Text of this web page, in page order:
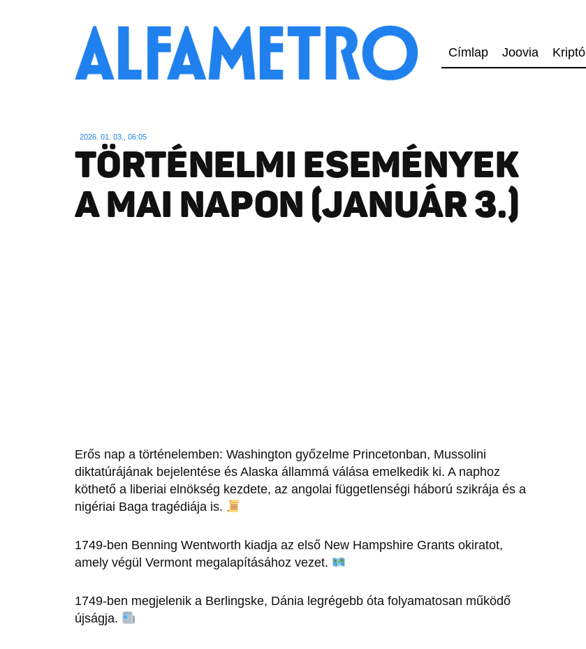
Címlap Joovia Kriptó
2026. 01. 03., 06:05
TÖRTÉNELMI ESEMÉNYEK
A MAI NAPON (JANUÁR 3.)
Erős nap a történelemben: Washington győzelme Princetonban, Mussolini
diktatúrájának bejelentése és Alaska állammá válása emelkedik ki. A naphoz
köthető a liberiai elnökség kezdete, az angolai függetlenségi háború szikrája és a
nigériai Baga tragédiája is.
1749-ben Benning Wentworth kiadja az első New Hampshire Grants okiratot,
amely végül Vermont megalapításához vezet.
1749-ben megjelenik a Berlingske, Dánia legrégebb óta folyamatosan működő
újságja.